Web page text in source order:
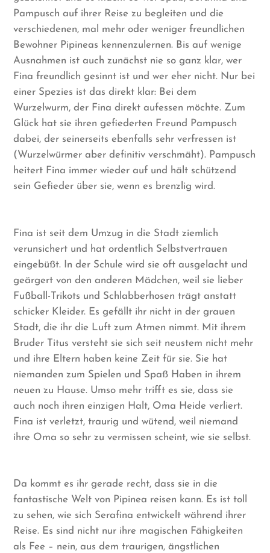
Pampusch auf ihrer Reise zu begleiten und die
verschiedenen, mal mehr oder weniger freundlichen
Bewohner Pipineas kennenzulernen. Bis auf wenige
Ausnahmen ist auch zunächst nie so ganz klar, wer
Fina freundlich gesinnt ist und wer eher nicht. Nur bei
einer Spezies ist das direkt klar: Bei dem
Wurzelwurm, der Fina direkt aufessen möchte. Zum
Glück hat sie ihren gefiederten Freund Pampusch
dabei, der seinerseits ebenfalls sehr verfressen ist
(Wurzelwürmer aber definitiv verschmäht). Pampusch
heitert Fina immer wieder auf und hält schützend
sein Gefieder über sie, wenn es brenzlig wird.
Fina ist seit dem Umzug in die Stadt ziemlich
verunsichert und hat ordentlich Selbstvertrauen
eingebüßt. In der Schule wird sie oft ausgelacht und
geärgert von den anderen Mädchen, weil sie lieber
Fußball-Trikots und Schlabberhosen trägt anstatt
schicker Kleider. Es gefällt ihr nicht in der grauen
Stadt, die ihr die Luft zum Atmen nimmt. Mit ihrem
Bruder Titus versteht sie sich seit neustem nicht mehr
und ihre Eltern haben keine Zeit für sie. Sie hat
niemanden zum Spielen und Spaß Haben in ihrem
neuen zu Hause. Umso mehr trifft es sie, dass sie
auch noch ihren einzigen Halt, Oma Heide verliert.
Fina ist verletzt, traurig und wütend, weil niemand
ihre Oma so sehr zu vermissen scheint, wie sie selbst.
Da kommt es ihr gerade recht, dass sie in die
fantastische Welt von Pipinea reisen kann. Es ist toll
zu sehen, wie sich Serafina entwickelt während ihrer
Reise. Es sind nicht nur ihre magischen Fähigkeiten
als Fee – nein, aus dem traurigen, ängstlichen